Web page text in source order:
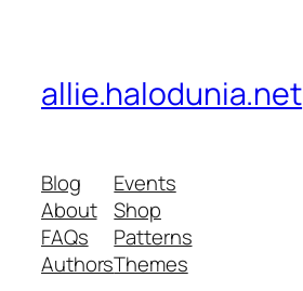
allie.halodunia.net
Blog
About
FAQs
Authors
Events
Shop
Patterns
Themes